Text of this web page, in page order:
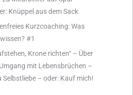
Knüppel aus dem Sack
Kurzcoaching: Was
#1
Krone richten“ – Über
mit Lebensbrüchen –
Selbstliebe – oder: Kauf mich!